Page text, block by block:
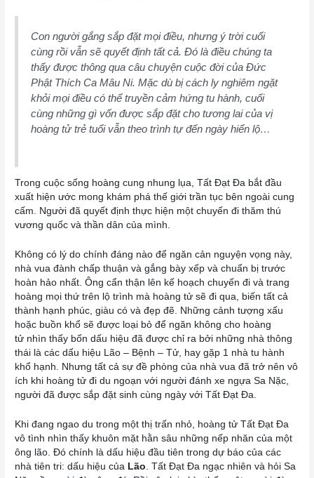
Con người gắng sắp đặt mọi điều, nhưng ý trời cuối
cùng rồi vẫn sẽ quyết định tất cả. Đó là điều chúng ta
thấy được thông qua câu chuyện cuộc đời của Đức
Phật Thích Ca Mâu Ni. Mặc dù bị cách ly nghiêm ngặt
khỏi mọi điều có thể truyền cảm hứng tu hành, cuối
cùng những gì vốn được sắp đặt cho tương lai của vị
hoàng tử trẻ tuổi vẫn theo trình tự đến ngày hiển lộ…
Trong cuộc sống hoàng cung nhung lụa, Tất Đạt Đa bắt đầu
xuất hiện ước mong khám phá thế giới trần tục bên ngoài cung
cấm. Người đã quyết định thực hiện một chuyến đi thăm thú
vương quốc và thần dân của mình.
Không có lý do chính đáng nào để ngăn cản nguyện vọng này,
nhà vua đành chấp thuận và gắng bày xếp và chuẩn bị trước
hoàn hảo nhất. Ông cẩn thận lên kế hoạch chuyến đi và trang
hoàng mọi thứ trên lộ trình mà hoàng tử sẽ đi qua, biến tất cả
thành hạnh phúc, giàu có và đẹp đẽ. Những cảnh tượng xấu
hoặc buồn khổ sẽ được loại bỏ để ngăn không cho hoàng
tử nhìn thấy bốn dấu hiệu đã được chỉ ra bởi những nhà thông
thái là các dấu hiệu Lão – Bệnh – Tử, hay gặp 1 nhà tu hành
khổ hạnh. Nhưng tất cả sự đề phòng của nhà vua đã trở nên vô
ích khi hoàng tử đi du ngoạn với người đánh xe ngựa Sa Nặc,
người đã được sắp đặt sinh cùng ngày với Tất Đạt Đa.
Khi đang ngao du trong một thị trấn nhỏ, hoàng tử Tất Đạt Đa
vô tình nhìn thấy khuôn mặt hằn sâu những nếp nhăn của một
ông lão. Đó chính là dấu hiệu đầu tiên trong dự báo của các
nhà tiên tri: dấu hiệu của Lão . Tất Đạt Đa ngạc nhiên và hỏi Sa